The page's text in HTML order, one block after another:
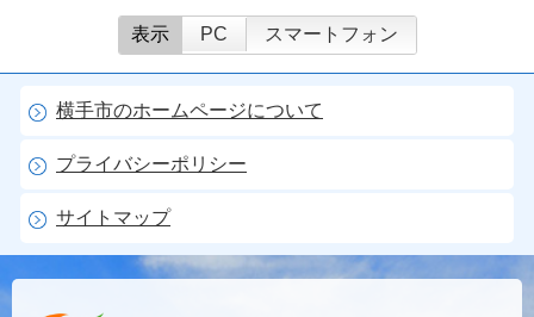
表示 PC スマートフォン
横手市のホームページについて
プライバシーポリシー
サイトマップ